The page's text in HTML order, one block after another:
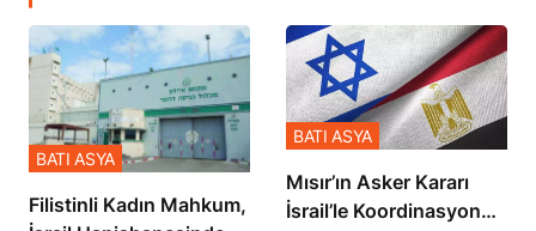
Filistinli Kadın Mahkum,
BATI ASYA
Mısır’ın Asker Kararı
İsrail’le Koordinasyon
BATI ASYA